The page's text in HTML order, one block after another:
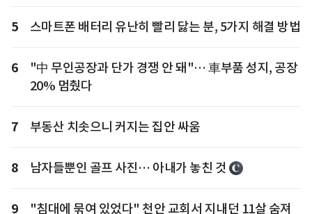
5 스마트폰 배터리 유난히 빨리 닳는 분, 5가지 해결 방법
6
"中 무인공장과 단가 경쟁 안 돼"… 車부품 성지, 공장
20% 멈췄다
7 부동산 치솟으니 커지는 집안 싸움
8 남자들뿐인 골프 사진… 아내가 놓친 것
9 "침대에 묶여 있었다" 천안 교회서 지내던 11살 숨져